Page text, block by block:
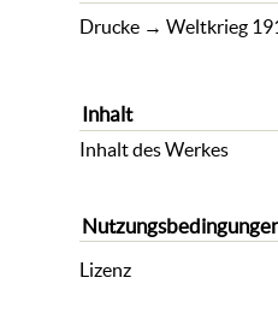
Drucke →Weltkrieg
Inhalt
Inhalt des Werkes
Lizenz